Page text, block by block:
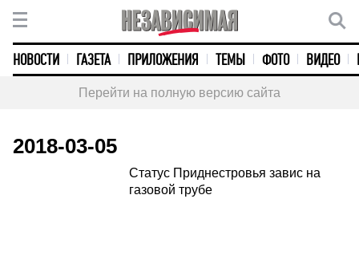
НОВОСТИ ГАЗЕТА ПРИЛОЖЕНИЯ ТЕМЫ ФОТО ВИДЕО
Перейти на полную версию сайта
2018-03-05
Статус Приднестровья завис на
газовой трубе